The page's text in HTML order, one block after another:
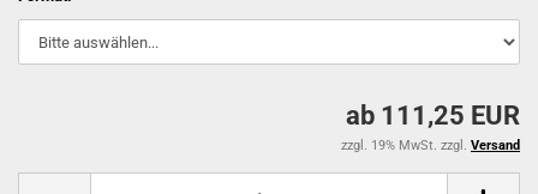
ab 111,25 EUR
zzgl. 19% MwSt. zzgl. Versand